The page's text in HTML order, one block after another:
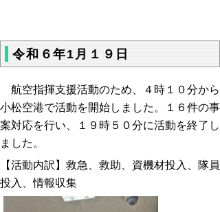
令和６年1月１９日
航空指揮支援活動のため、４時１０分から
小松空港で活動を開始しました。１６件の事
案対応を行い、１９時５０分に活動を終了し
ました。
【活動内訳】救急、救助、資機材投入、隊員
投入、情報収集